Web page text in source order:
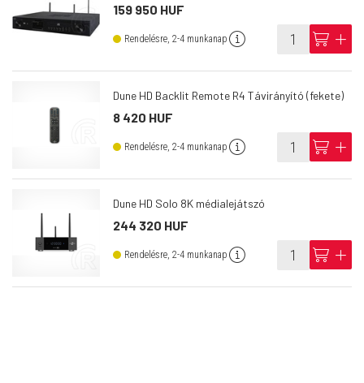
159 950 HUF
Rendelésre, 2-4 munkanap info cart add
Dune HD Backlit Remote R4 Távirányító (fekete)
8 420 HUF
Rendelésre, 2-4 munkanap info cart add
Dune HD Solo 8K médialejátszó
244 320 HUF
Rendelésre, 2-4 munkanap info cart add